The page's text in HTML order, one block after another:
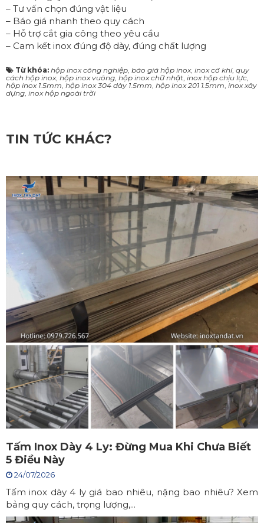
– Tư vấn chọn đúng vật liệu
– Báo giá nhanh theo quy cách
– Hỗ trợ cắt gia công theo yêu cầu
– Cam kết inox đúng độ dày, đúng chất lượng
Từ khóa: hộp inox công nghiệp, báo giá hộp inox, inox cơ khí, quy
cách hộp inox, hộp inox vuông, hộp inox chữ nhật, inox hộp chịu lực,
hộp inox 1.5mm, hộp inox 304 dày 1.5mm, hộp inox 201 1.5mm, inox xây
dựng, inox hộp ngoài trời
TIN TỨC KHÁC?
Tấm Inox Dày 4 Ly: Đừng Mua Khi Chưa Biết
5 Điều Này
24/07/2026
Tấm inox dày 4 ly giá bao nhiêu, nặng bao nhiêu? Xem
bảng quy cách, trọng lượng,...